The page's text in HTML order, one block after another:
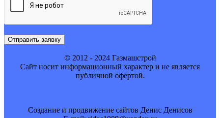
Отправить заявку
© 2012 - 2024 Газмашстрой
Cайт носит информационный характер и не является
публичной офертой.
Создание и продвижение сайтов Денис Денисов